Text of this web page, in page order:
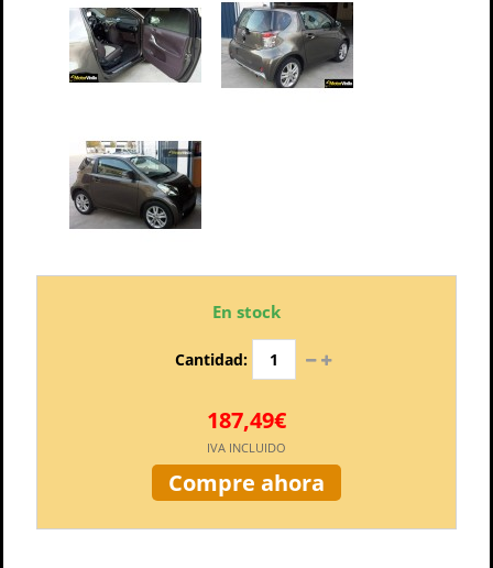
En stock
Cantidad:
187,49€
IVA INCLUIDO
Compre ahora